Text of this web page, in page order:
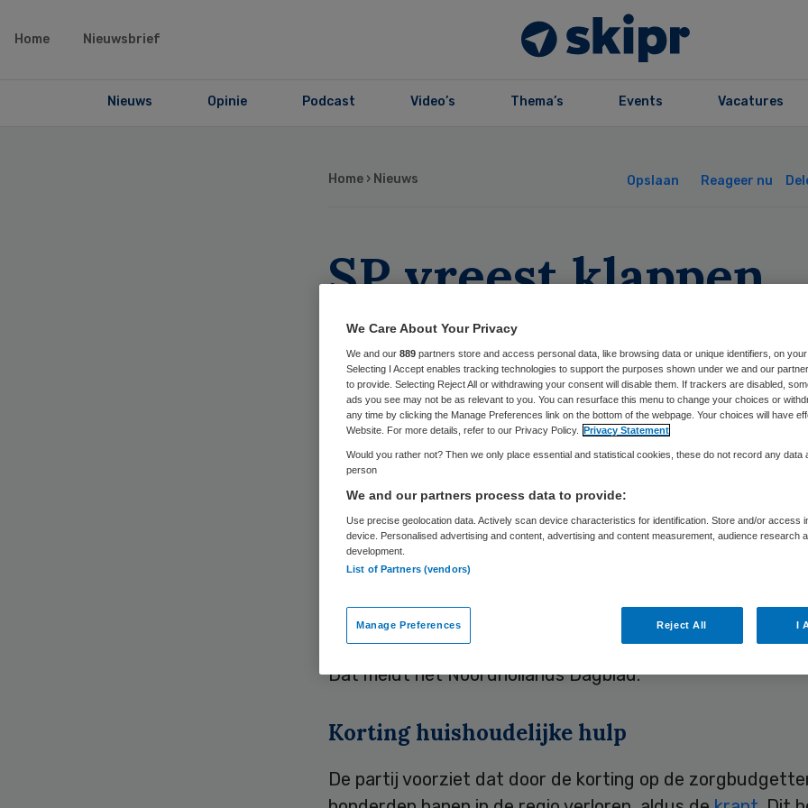
Home Nieuwsbrief
Nieuws Opinie Podcast Video’s Thema’s Events Vacatures
Home › Nieuws Opslaan Reageer nu
SP vreest klappen
thuiszorg West-
Friesland
Skipr Redactie 14 maart 2013,14:45 27 keer gelezen
Als de plannen van het Rijk om driekwart van het budget
huishoudelijke hulp te schrappen daadwerkelijk doorgaan,
partij heeft woensdag een informatiebijeenkomst
om deelnemers aan een landelijke protest in beweging te
Dat meldt het Noordhollands Dagblad.
Korting huishoudelijke hulp
De partij voorziet dat door de korting op de
We Care About Your Privacy
We and our 889 partners store and access personal data, like browsing data or unique identifiers, on your
Selecting I Accept enables tracking technologies to support the purposes shown under we and our
to provide. Selecting Reject All or withdrawing your consent will disable them. If trackers are disabled,
ads you see may not be as relevant to you. You can resurface this menu to change your choices or
any time by clicking the Manage Preferences link on the bottom of the webpage. Your choices will have
Website. For more details, refer to our Privacy Policy. Privacy Statement
Would you rather not? Then we only place essential and statistical cookies, these do not record any data
person
We and our partners process data to provide:
Use precise geolocation data. Actively scan device characteristics for identification. Store and/or access
device. Personalised advertising and content, advertising and content measurement, audience research
development.
List of Partners (vendors)
Manage Preferences Reject All I